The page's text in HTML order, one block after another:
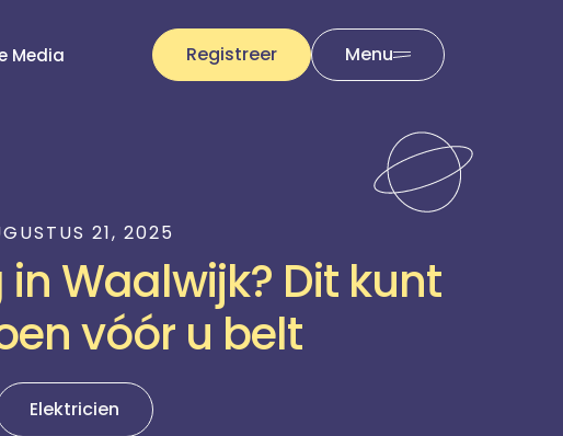
Media Registreer Menu
21, 2025
Waalwijk? Dit kunt
vóór u belt
Elektricien